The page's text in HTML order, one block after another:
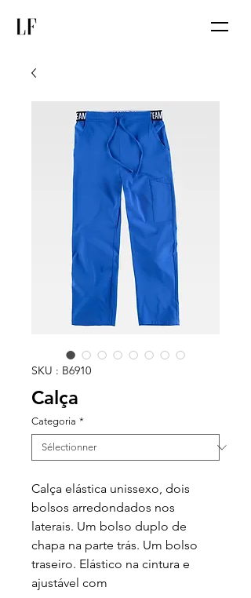
SKU : B6910
Calça
Categoria *
Calça elástica unissexo, dois
bolsos arredondados nos
laterais. Um bolso duplo de
chapa na parte trás. Um bolso
traseiro. Elástico na cintura e
ajustável com